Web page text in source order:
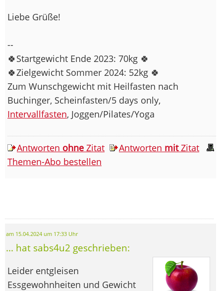
Liebe Grüße!
--
🍀Startgewicht Ende 2023: 70kg 🍀
🍀Zielgewicht Sommer 2024: 52kg 🍀
Zum Wunschgewicht mit Heilfasten nach
Buchinger, Scheinfasten/5 days only,
Intervallfasten, Joggen/Pilates/Yoga
Antworten ohne Zitat Antworten mitZitat
Themen-Abo bestellen
am 15.04.2024 um 17:33 Uhr
... hat sabs4u2 geschrieben:
Leider entgleisen
Essgewohnheiten und Gewicht